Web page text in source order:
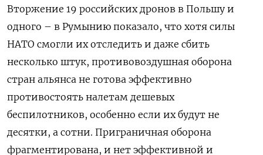
Вторжение 19 российских дронов в Польшу и
одного – в Румынию показало, что хотя силы
НАТО смогли их отследить и даже сбить
несколько штук, противовоздушная оборона
стран альянса не готова эффективно
противостоять налетам дешевых
беспилотников, особенно если их будут не
десятки, а сотни. Приграничная оборона
фрагментирована, и нет эффективной и